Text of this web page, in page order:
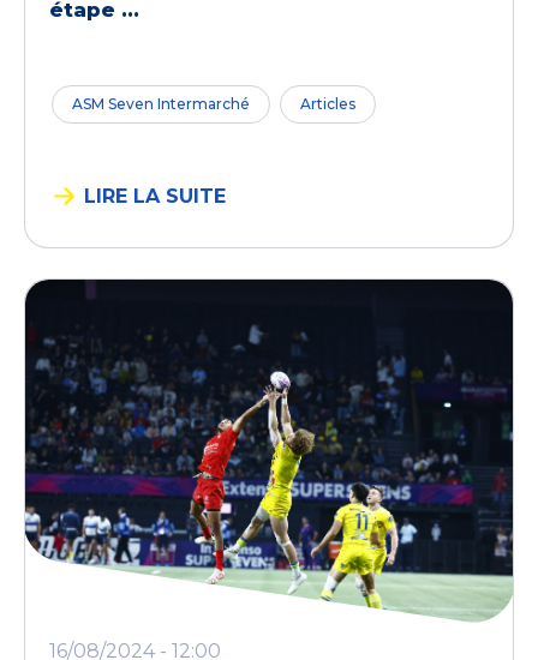
étape ...
ASM Seven Intermarché Articles
LIRE LA SUITE
16/08/2024 - 12:00